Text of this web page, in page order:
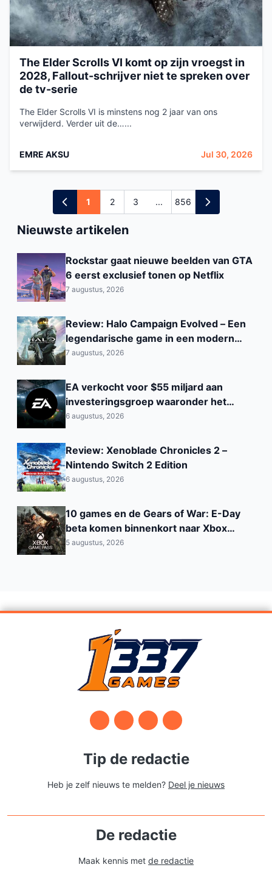
The Elder Scrolls VI komt op zijn vroegst in
2028, Fallout-schrijver niet te spreken over
de tv-serie
The Elder Scrolls VI is minstens nog 2 jaar van ons
verwijderd. Verder uit de…...
EMRE AKSU Jul 30, 2026
1 2 3 ... 856
Nieuwste artikelen
Rockstar gaat nieuwe beelden van GTA
6 eerst exclusief tonen op Netflix
7 augustus, 2026
Review: Halo Campaign Evolved – Een
legendarische game in een modern
jasje
7 augustus, 2026
EA verkocht voor $55 miljard aan
investeringsgroep waaronder het
Saoedi‑Arabisch PIF
6 augustus, 2026
Review: Xenoblade Chronicles 2 –
Nintendo Switch 2 Edition
6 augustus, 2026
10 games en de Gears of War: E-Day
beta komen binnenkort naar Xbox
Game Pass
5 augustus, 2026
Tip de redactie
Heb je zelf nieuws te melden? Deel je nieuws
De redactie
Maak kennis met de redactie